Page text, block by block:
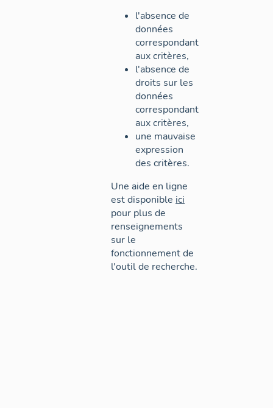
l'absence de
données
correspondant
aux critères,
l'absence de
droits sur les
données
correspondant
aux critères,
une mauvaise
expression
des critères.
Une aide en ligne
est disponible ici
pour plus de
renseignements
sur le
fonctionnement de
l'outil de recherche.